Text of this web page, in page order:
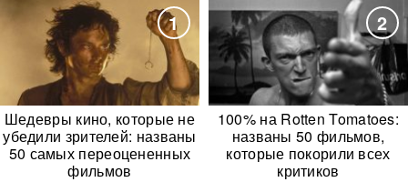
1
Шедевры кино, которые не
убедили зрителей: названы
50 самых переоцененных
фильмов
2
100% на Rotten Tomatoes:
названы 50 фильмов,
которые покорили всех
критиков